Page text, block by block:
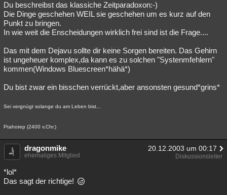
Du beschreibst das klassiche Zeitparadoxon:-)
Die Dinge geschehen WEIL sie geschehen um es kurz auf den
Punkt zu bringen.
In wie weit die Enscheidungen wirklich frei sind ist die Frage....
Das mit dem Dejavu sollte dir keine Sorgen bereiten. Das Gehirn
ist ungeheuer komplex,da kann es zu solchen "Systenmfehlern"
kommen(Windows Bluescreen*hähä*)
Du bist zwar ein bisschen verrückt,aber ansonsten gesund*grins*
Sei vergnügt solange du am Leben bist...
Ptahotep (2400 v.Chr.)
dragonmike 20.12.2003 um 00:17
ehemaliges Mitglied Diskussionsleiter
*lol*
Das sagt der richtige!